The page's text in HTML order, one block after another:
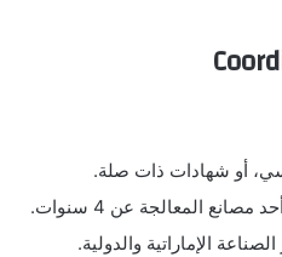
أو شهادات ذات صلة.
المعالجة عن 4 سنوات.
الإماراتية والدولية.